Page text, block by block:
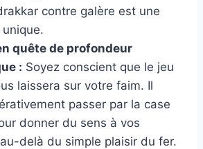
contre galère est une
quête de profondeur
: Soyez conscient que le jeu
laissera sur votre faim. Il
passer par la case
donner du sens à vos
delà du simple plaisir du fer.